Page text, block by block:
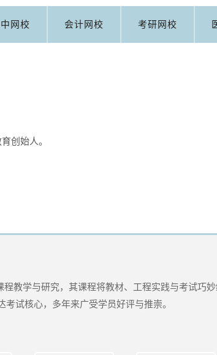
网校 会计网校 考研网校
创始人。
教学与研究，其课程将教材、工程实践与考试巧
试核心，多年来广受学员好评与推崇。